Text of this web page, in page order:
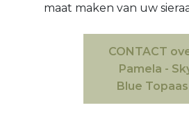
maat maken van uw
CONTACT
Pamela -
Blue Topaas